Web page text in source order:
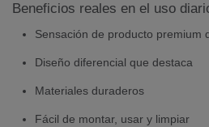
Beneficios reales en el uso
Sensación de producto premium
Diseño diferencial que destaca
Materiales duraderos
Fácil de montar, usar y limpiar